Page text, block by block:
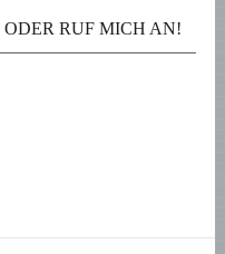
RUF MICH AN!